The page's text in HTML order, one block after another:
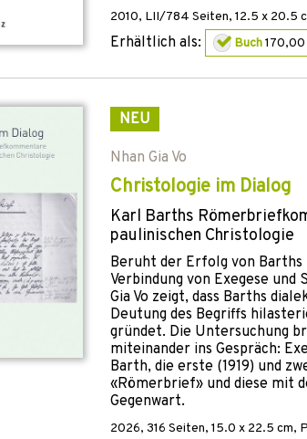
2010, LII/784 Seiten, 12.5 x 20.5
Erhältlich als: Buch170,00
NEU
Nhan Gia Vo
Christologie im Dialog
Karl Barths
paulinischen Christologie
Beruht der Erfolg von
Verbindung von Exegese
Gia Vo zeigt, dass Barths
Deutung des Begriffs
gründet. Die Untersuchung
miteinander ins Gespräch:
Barth, die erste (1919) und
«Römerbrief» und diese mit
Gegenwart.
2026, 316 Seiten, 15.0 x 22.5 cm,